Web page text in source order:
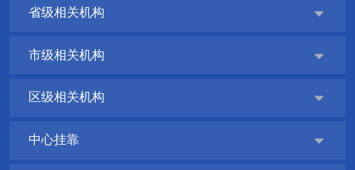
省级相关机构 
市级相关机构 
区级相关机构 
中心挂靠 